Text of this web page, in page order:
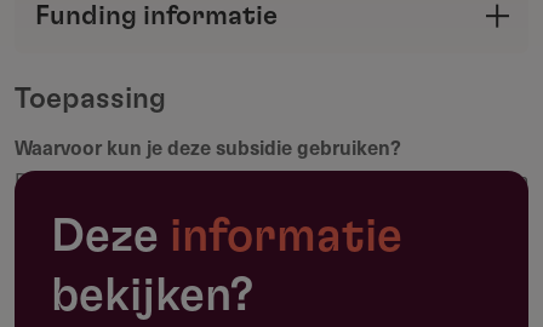
Toepassing
Waarvoor kun je deze subsidie gebruiken?
De regeling ondersteunt de ontwikkeling en realisering van
onderscheidende animatiefilms voor een jong publiek. Het
doel is om bewezen animatietalent te laten doorgroeien
van korte animatie naar langere vertelvormen met een
duidelijke makerssignatuur. In de ontwikkelingsfase wordt
verstrekker met de Fondswervingonline
Maak een notitie
Funding informatie
Deze informatie
bekijken?